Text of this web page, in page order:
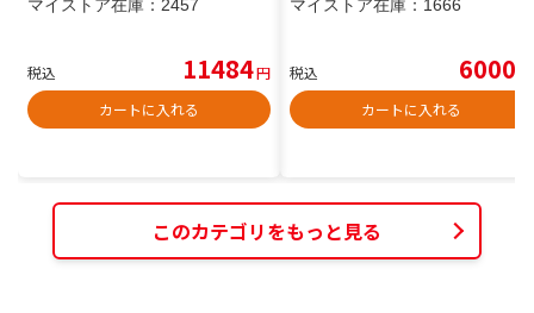
マイストア在庫： 2457
税込 11484円
カートに入れる
マイストア在庫： 1666
税込 6000
カートに入れる
このカテゴリをもっと見る